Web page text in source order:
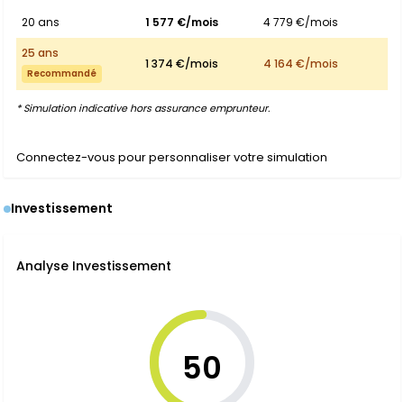
20 ans
1 577 €/mois
4 779 €/mois
25 ans
Recommandé
1 374 €/mois 4 164 €/mois
* Simulation indicative hors assurance emprunteur.
Connectez-vous pour personnaliser votre simulation
Investissement
Analyse Investissement
50